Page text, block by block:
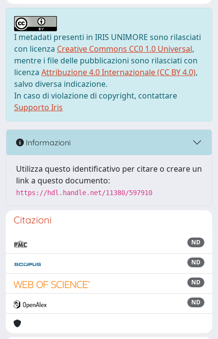
I metadati presenti in IRIS UNIMORE sono rilasciati
con licenza Creative Commons CC0 1.0 Universal,
mentre i file delle pubblicazioni sono rilasciati con
licenza Attribuzione 4.0 Internazionale (CC BY 4.0),
salvo diversa indicazione.
In caso di violazione di copyright, contattare
Supporto Iris
Informazioni
Utilizza questo identificativo per citare o creare un
link a questo documento:
https://hdl.handle.net/11380/597910
Citazioni
ND
ND
ND
ND